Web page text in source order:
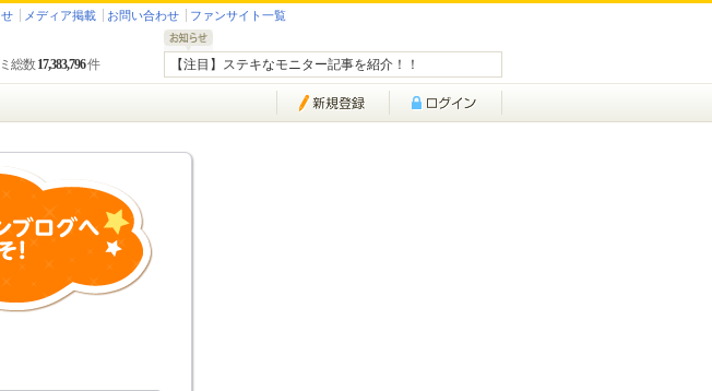
メディア掲載 お問い合わせ ファンサイト一覧
【注目】ステキなモニター記事を紹介！！
総数 17,383,796件